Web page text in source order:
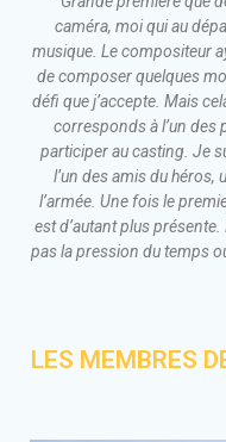
caméra, moi qui au
musique. Le compositeur
de composer quelques
défi que j’accepte. Mais
corresponds à l’un des
participer au casting. Je
l’un des amis du
l’armée. Une fois le
est d’autant plus présente.
pas la pression du temps
LES MEMBRES